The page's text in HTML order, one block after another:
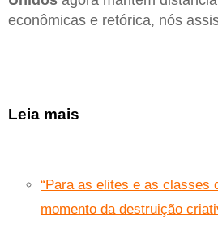
econômicas e retórica, nós
Leia mais
“Para as elites e as classes
momento da destruição